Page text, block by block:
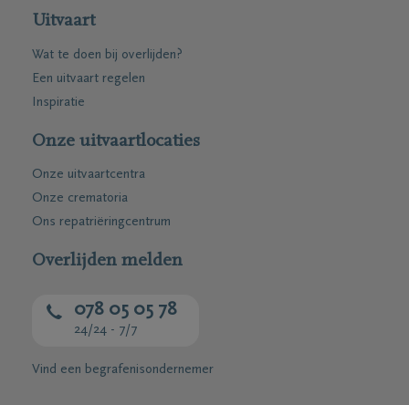
Uitvaart
Wat te doen bij overlijden?
Een uitvaart regelen
Inspiratie
Onze uitvaartlocaties
Onze uitvaartcentra
Onze crematoria
Ons repatriëringcentrum
Overlijden melden
078 05 05 78
24/24 - 7/7
Vind een begrafenisondernemer